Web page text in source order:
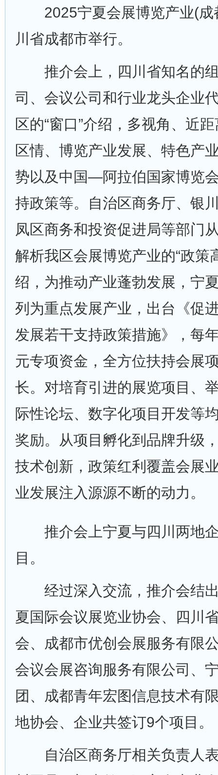
2025宁夏会展博览产业(成
川省成都市举行。
推介会上，四川省知名的组
司、会议公司和行业龙头企业
区的“窗口”介绍，多视角、近
区情、博览产业发展、特色产
势以及中国—阿拉伯国家博览
持政策等。自治区商务厅、银
凤区商务和投资促进局等部门
解析我区会展博览产业的“政策
绍，为推动产业蓬勃发展，宁
列为重点发展产业，出台《促
发展若干支持政策措施》，每
元专项资金，全方位扶持会展
长。对培育引进的展览项目、
际性论坛、数字化项目开发等
奖励。从项目孵化到品牌升级
技术创新，政策红利覆盖会展
业发展注入源源不断的动力。
推介会上宁夏与四川两地企
目。
经过深入交流，推介会结出
夏国际会议展览业协会、四川
会、成都市优创会展服务有限
会议会展咨询服务有限公司、
团、成都青年宏图信息技术有
地协会、企业共签订9个项目。
自治区商务厅相关负责人表